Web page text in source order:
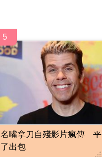
5
名嘴拿刀自殘影片瘋傳
了出包